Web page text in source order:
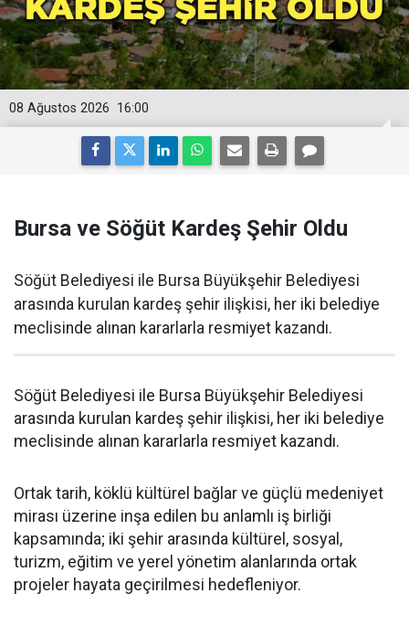
16:00
08 Ağustos 2026
Bursa ve Söğüt Kardeş Şehir Oldu
Söğüt Belediyesi ile Bursa Büyükşehir Belediyesi
arasında kurulan kardeş şehir ilişkisi, her iki belediye
meclisinde alınan kararlarla resmiyet kazandı.
Söğüt Belediyesi ile Bursa Büyükşehir Belediyesi
arasında kurulan kardeş şehir ilişkisi, her iki belediye
meclisinde alınan kararlarla resmiyet kazandı.
Ortak tarih, köklü kültürel bağlar ve güçlü medeniyet
mirası üzerine inşa edilen bu anlamlı iş birliği
kapsamında; iki şehir arasında kültürel, sosyal,
turizm, eğitim ve yerel yönetim alanlarında ortak
projeler hayata geçirilmesi hedefleniyor.